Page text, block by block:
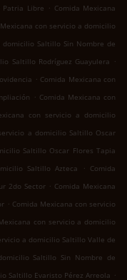
Patria Libre . Comida Mexicana
con servicio a domicilio
domicilio Saltillo Sin Nombre de
Saltillo Rodríguez Guayulera .
. Comida Mexicana con
. Comida Mexicana con
con servicio a domicilio
a domicilio Saltillo Oscar
Saltillo Oscar Flores Tapia
Saltillo Azteca . Comida
2do Sector . Comida Mexicana
. Comida Mexicana con servicio
con servicio a domicilio
a domicilio Saltillo Valle de
Saltillo Sin Nombre de
Saltillo Evaristo Pérez Arreola .